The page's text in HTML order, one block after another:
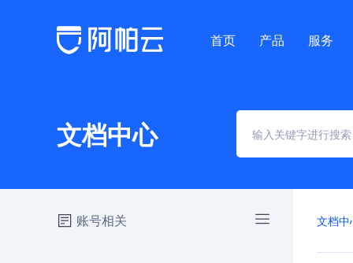
首页 产品 服务
文档中心
账号相关 文档中